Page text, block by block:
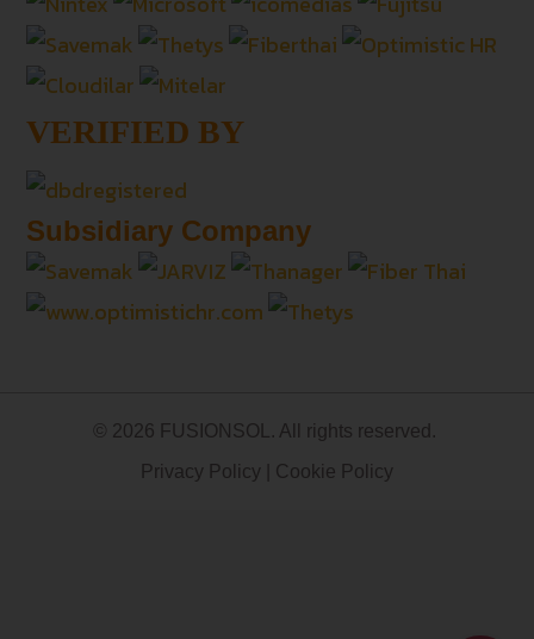
VERIFIED BY
Subsidiary Company
© 2026 FUSIONSOL. All rights reserved.
Privacy Policy
Cookie Policy